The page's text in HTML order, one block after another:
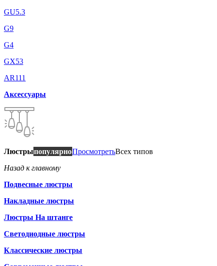
GU5.3
G9
G4
GX53
AR111
Аксессуары
ЛюстрыпопулярноПросмотретьВсех типов
Назад к главному
Подвесные люстры
Накладные люстры
Люстры На штанге
Светодиодные люстры
Классические люстры